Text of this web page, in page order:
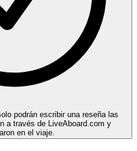
podrán escribir una reseña las
a través de LiveAboard.com y
en el viaje.